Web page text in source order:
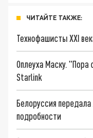
ЧИТАЙТЕ ТАКЖЕ:
Технофашисты XXI
Оплеуха Маску. "Пора
Starlink
Белоруссия
подробности